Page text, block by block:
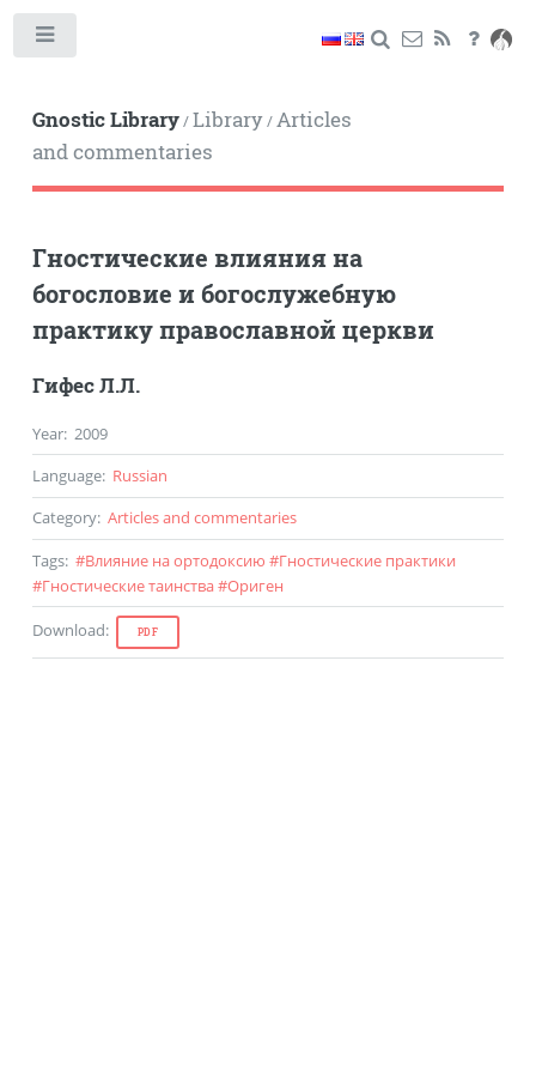
Gnostic Library/Library/Articles
and commentaries
Гностические влияния на
богословие и богослужебную
практику православной церкви
Гифес Л.Л.
Year: 2009
Language: Russian
Category: Articles and commentaries
Tags: #Влияние на ортодоксию #Гностические практики
#Гностические таинства#Ориген
Download: PDF